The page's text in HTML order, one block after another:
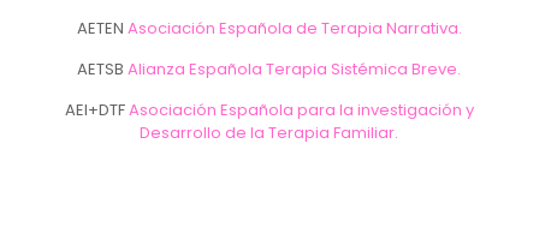
AETEN Asociación Española de Terapia Narrativa.
AETSBAlianza Española Terapia Sistémica Breve.
AEI+DTFAsociación Española para la investigación y
Desarrollo de la Terapia Familiar.